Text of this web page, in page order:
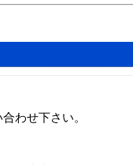
わせ下さい。